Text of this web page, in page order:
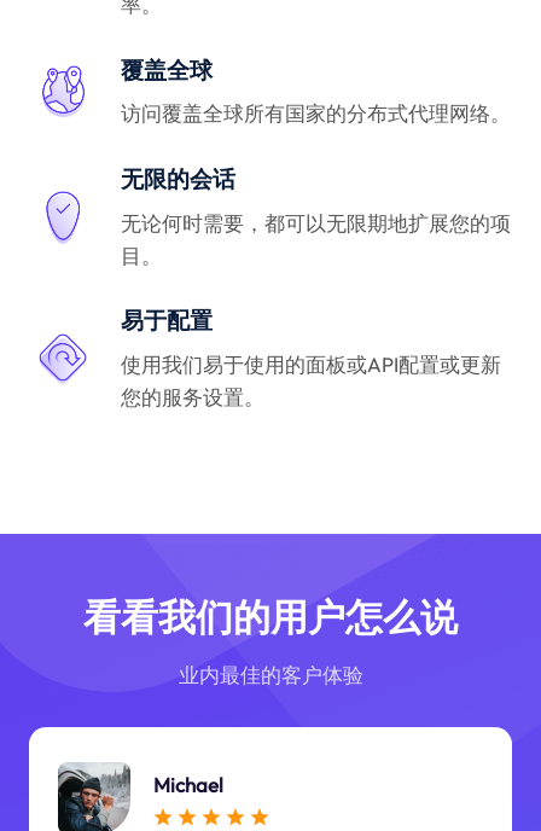
覆盖全球
访问覆盖全球所有国家的分布式代理网络。
无限的会话
无论何时需要，都可以无限期地扩展您的项
目。
易于配置
使用我们易于使用的面板或API配置或更新
您的服务设置。
看看我们的用户怎么说
业内最佳的客户体验
Michael